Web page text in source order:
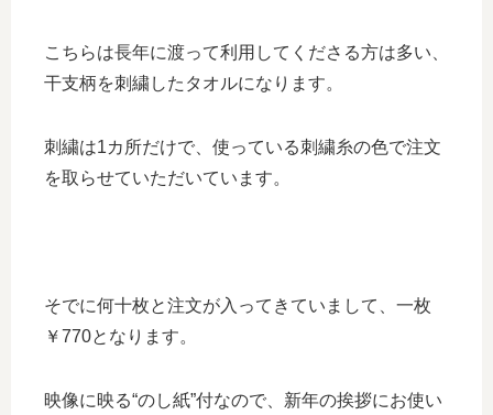
こちらは長年に渡って利用してくださる方は多い、
干支柄を刺繍したタオルになります。
刺繍は1カ所だけで、使っている刺繍糸の色で注文
を取らせていただいています。
そでに何十枚と注文が入ってきていまして、一枚
￥770となります。
映像に映る“のし紙”付なので、新年の挨拶にお使い